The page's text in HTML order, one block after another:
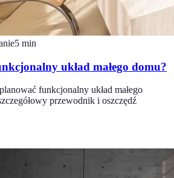
5 min
układ małego domu?
funkcjonalny układ małego
przewodnik i oszczędź